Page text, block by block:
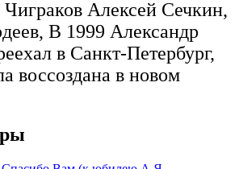
Алексей Сечкин,
В 1999 Александр
в Санкт-Петербург,
воссоздана в новом